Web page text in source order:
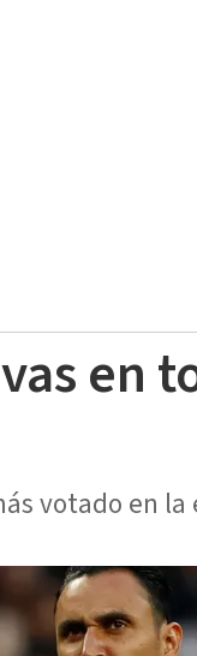
en
votado en la